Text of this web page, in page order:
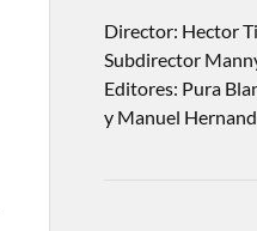
Director: Hector
Subdirector
Editores: Pura
y Manuel